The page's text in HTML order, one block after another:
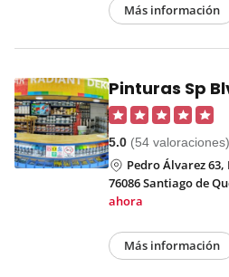
Más información
Pinturas Sp
5.0 (54 valoraciones)
Pedro Álvarez
76086 Santiago de
ahora
Más información